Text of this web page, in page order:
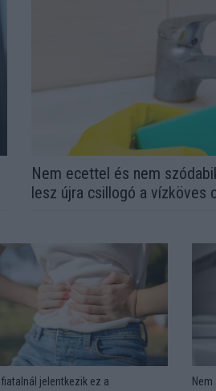
Nem ecettel és nem
lesz újra csillogó a vízköves
jelentkezik ez a